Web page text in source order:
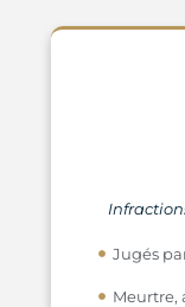
Jugés
Meurtre,